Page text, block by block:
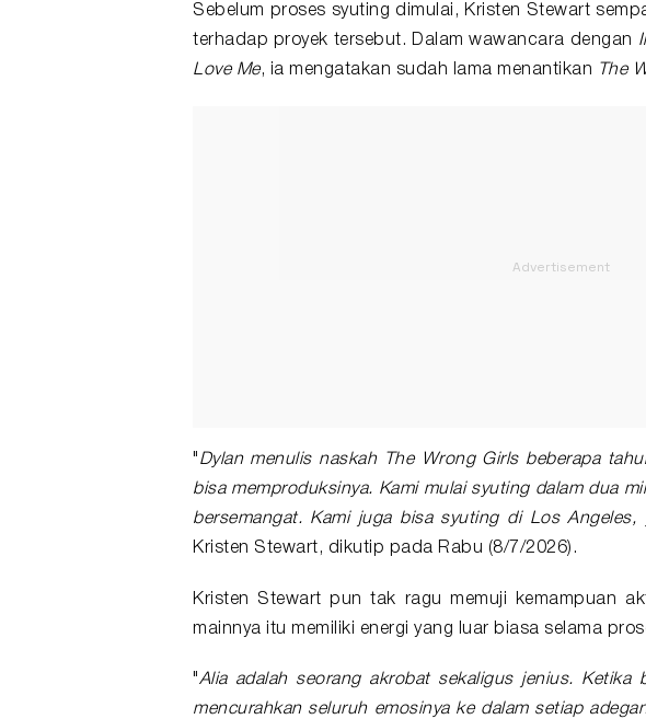
Sebelum proses syuting dimulai, Kristen Stewart
terhadap proyek tersebut. Dalam wawancara dengan
Love Me, ia mengatakan sudah lama menantikan The
" Dylan menulis naskah The Wrong Girls beberapa
bisa memproduksinya. Kami mulai syuting dalam dua
bersemangat. Kami juga bisa syuting di Los Angeles,
Kristen Stewart, dikutip pada Rabu (8/7/2026).
Kristen Stewart pun tak ragu memuji kemampuan
mainnya itu memiliki energi yang luar biasa selama
"Alia adalah seorang akrobat sekaligus jenius. Ketika
mencurahkan seluruh emosinya ke dalam setiap